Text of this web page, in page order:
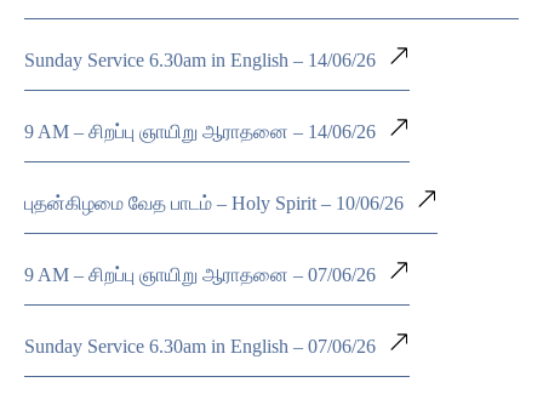
Sunday Service 6.30am in English – 14/06/26
9 AM – சிறப்பு ஞாயிறு ஆராதனை – 14/06/26
புதன்கிழமை வேத பாடம் – Holy Spirit – 10/06/26
9 AM – சிறப்பு ஞாயிறு ஆராதனை – 07/06/26
Sunday Service 6.30am in English – 07/06/26